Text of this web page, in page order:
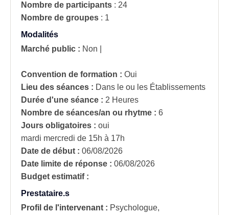
Nombre de participants : 24
Nombre de groupes : 1
Modalités
Marché public : Non
Convention de formation : Oui
Lieu des séances : Dans le ou les Établissements
Durée d'une séance : 2 Heures
Nombre de séances/an ou rhytme : 6
Jours obligatoires : oui
mardi mercredi de 15h à 17h
Date de début : 06/08/2026
Date limite de réponse : 06/08/2026
Budget estimatif :
Prestataire.s
Profil de l'intervenant : Psychologue,